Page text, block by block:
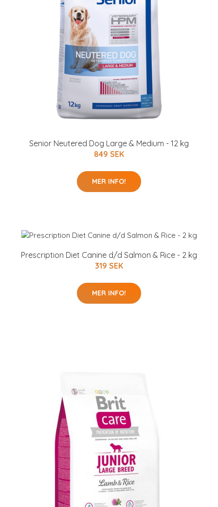
Senior Neutered Dog Large & Medium - 12 kg
849 SEK
MER INFO!
Prescription Diet Canine d/d Salmon & Rice - 2 kg
319 SEK
MER INFO!